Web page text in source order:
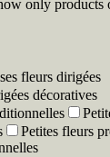
only products
fleurs dirigées
décoratives
Petites fleurs